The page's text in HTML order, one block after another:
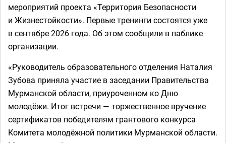
мероприятий проекта «Территория Безопасности
и Жизнестойкости». Первые тренинги состоятся уже
в сентябре 2026 года. Об этом сообщили в паблике
организации.
«Руководитель образовательного отделения Наталия
Зубова приняла участие в заседании Правительства
Мурманской области, приуроченном ко Дню
молодёжи. Итог встречи — торжественное вручение
сертификатов победителям грантового конкурса
Комитета молодёжной политики Мурманской области.